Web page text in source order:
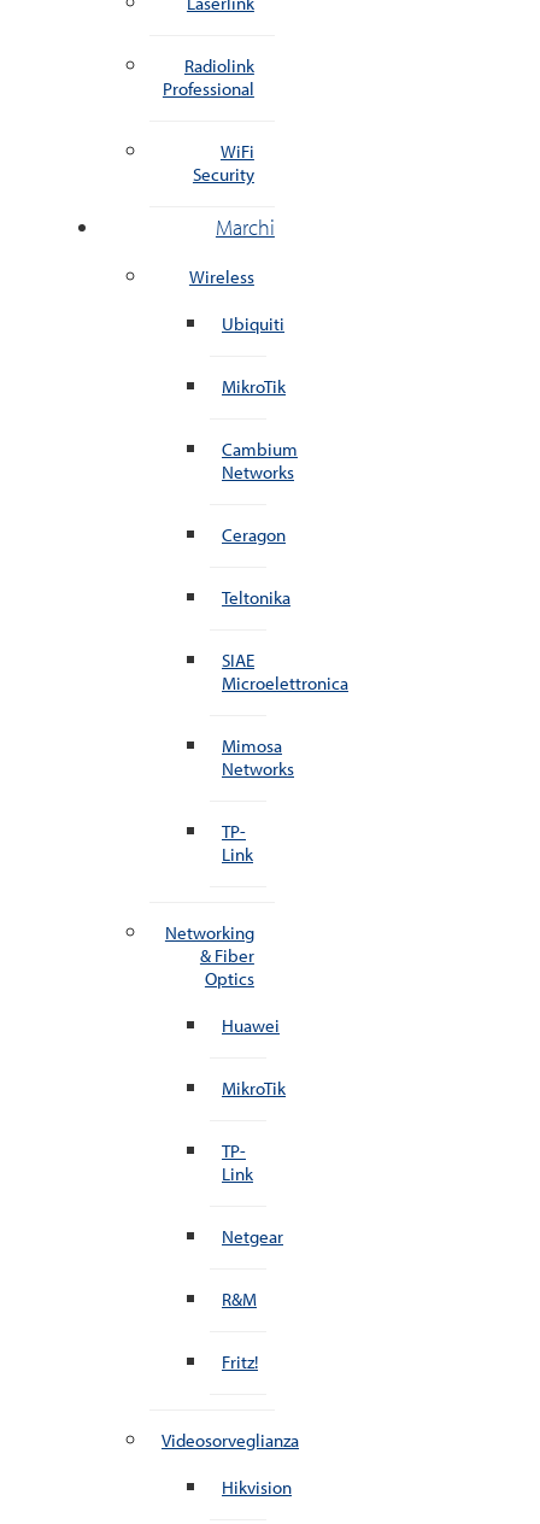
Radiolink
Professional
WiFi
Security
Marchi
Wireless
Ubiquiti
MikroTik
Cambium
Networks
Ceragon
Teltonika
SIAE
Microelettronica
Mimosa
Networks
TP-
Link
Networking
& Fiber
Optics
Huawei
MikroTik
TP-
Link
Netgear
R&M
Fritz!
Videosorveglianza
Hikvision